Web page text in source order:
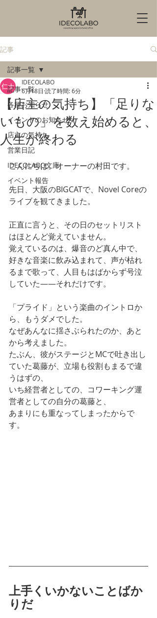
記事
記事一覧
各種お知らせ
イベントのお知らせ
店主の気持ち
営業日記
IDECOLABO文庫
イベント報告
記事一覧
【店主の気持ち】「足りな
いもの」を数え始めると、
人生が終わる
IDECOLABO
6月18日 読了時間: 6分
こんにちは。オーナーの村田です。
先日、大阪のBIGCATで、Novel Coreの
ライブを観てきました。
正直に言うと、その日のセットリスト
はほとんど覚えていません。
覚えているのは、爆音のど真ん中で、
好きな音楽に飲み込まれて、声が枯れ
るまで歌って、人目もはばからず号泣
していた——それだけです。
「プライド」という楽曲のイントロか
ら、もうダメでした。
なぜあんなに揺さぶられたのか、あと
から考えました。
たぶん、彼がステージとMCで吐き出し
ていた葛藤が、立場も役割もまるで違
うはずの、
いち経営者としての、コワーキング運
営者としての自分の葛藤と、
あまりにも重なってしまったからで
す。
上手くいかないことばか
りだ